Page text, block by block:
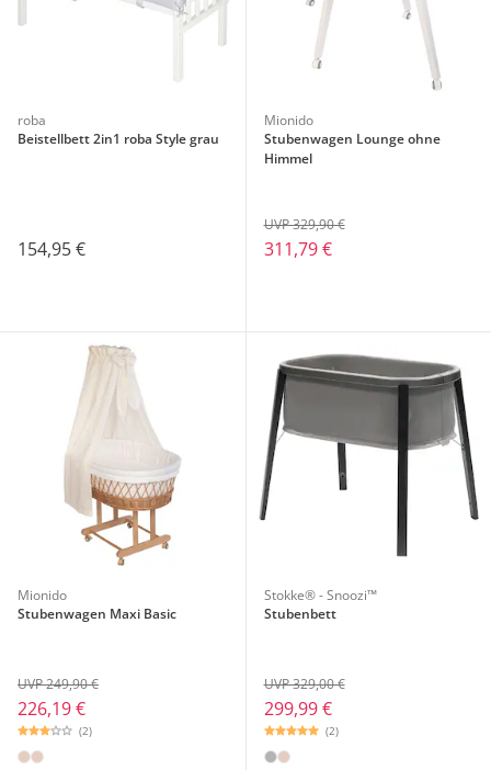
roba
Beistellbett 2in1 roba Style grau
154,95 €
Mionido
Stubenwagen Lounge ohne
Himmel
311,79 €
UVP 329,90 €
Mionido
Stubenwagen Maxi Basic
226,19 €
UVP 249,90 €
(2)
Stokke® - Snoozi™
Stubenbett
299,99 €
UVP 329,00 €
(2)